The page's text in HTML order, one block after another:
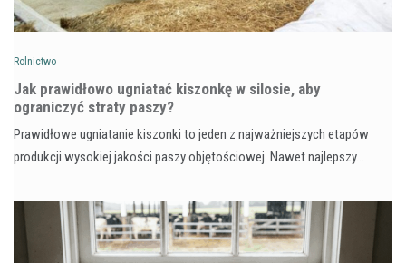
Rolnictwo
Jak prawidłowo ugniatać kiszonkę w silosie, aby
ograniczyć straty paszy?
Prawidłowe ugniatanie kiszonki to jeden z najważniejszych etapów
produkcji wysokiej jakości paszy objętościowej. Nawet najlepszy…